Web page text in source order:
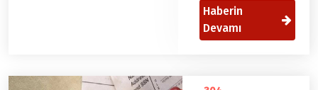
Haberin
Devamı